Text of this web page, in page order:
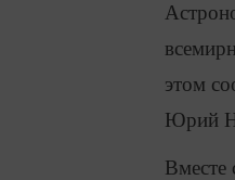
этом
Юрий
Вместе